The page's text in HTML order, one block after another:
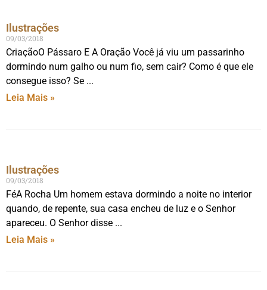
Ilustrações
09/03/2018
CriaçãoO Pássaro E A Oração Você já viu um passarinho
dormindo num galho ou num fio, sem cair? Como é que ele
consegue isso? Se
Leia Mais »
Ilustrações
09/03/2018
FéA Rocha Um homem estava dormindo a noite no interior
quando, de repente, sua casa encheu de luz e o Senhor
apareceu. O Senhor disse
Leia Mais »